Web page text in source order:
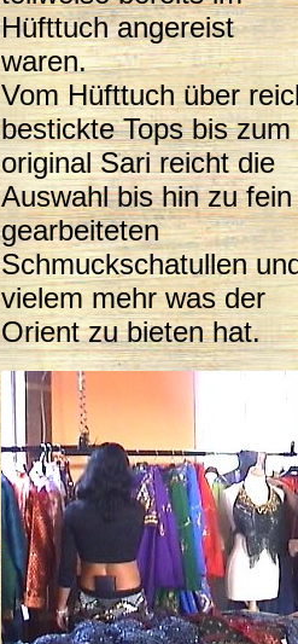
Hüfttuch angereist
waren.
Vom Hüfttuch über
bestickte Tops bis zum
original Sari reicht die
Auswahl bis hin zu fein
gearbeiteten
Schmuckschatullen
vielem mehr was der
Orient zu bieten hat.